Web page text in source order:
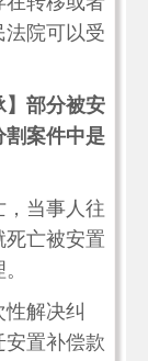
院可以受
】部分被安
割案件中是
，当事人往
亡被安置
解决纠
安置补偿款